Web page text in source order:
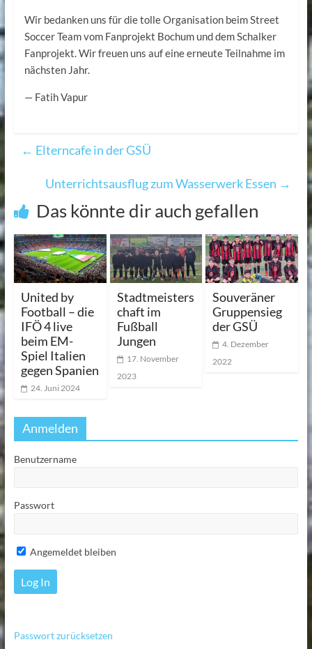
Wir bedanken uns für die tolle Organisation beim Street
Soccer Team vom Fanprojekt Bochum und dem Schalker
Fanprojekt. Wir freuen uns auf eine erneute Teilnahme im
nächsten Jahr.
— Fatih Vapur
← Elterncafe in der GSÜ
Unterrichtsausflug zum Wasserwerk Essen →
Das könnte dir auch gefallen
United by
Football – die
IFÖ 4 live
beim EM-
Spiel Italien
gegen Spanien
24. Juni 2024
Stadtmeisters
chaft im
Fußball
Jungen
17. November
2023
Souveräner
Gruppensieg
der GSÜ
4. Dezember
2022
Anmelden
Benutzername
Passwort
Angemeldet bleiben
Passwort zurücksetzen